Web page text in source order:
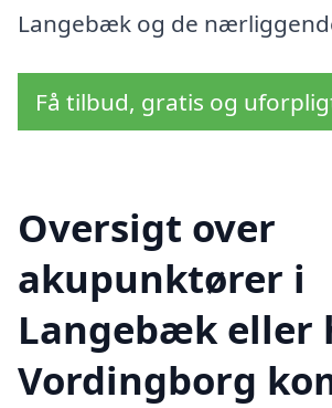
Langebæk og de
Få tilbud, gratis og
Oversigt over
akupunktører i
Langebæk eller
Vordingborg